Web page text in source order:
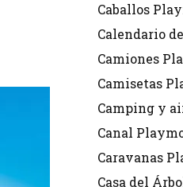
Caballos
Calendario
Camiones
Camisetas
Camping y
Canal
Caravanas
Casa del